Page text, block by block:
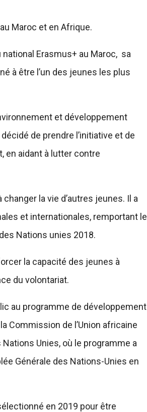
Maroc et en Afrique.
Erasmus+ au Maroc, sa
à être l’un des jeunes les plus
et développement
de prendre l’initiative et de
en aidant à lutter contre
la vie d’autres jeunes. Il a
et internationales, remportant le
Nations unies 2018.
la capacité des jeunes à
du volontariat.
au programme de développement
Commission de l’Union africaine
Unies, où le programme a
Générale des Nations-Unies en
en 2019 pour être